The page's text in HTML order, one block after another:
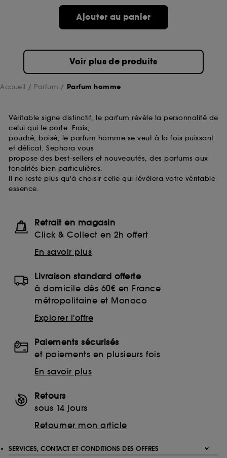
Ajouter au panier
Voir plus de produits
Accueil Parfum Parfum homme
Véritable signe distinctif, le parfum révèle la personnalité de
celui qui le porte. Frais,
poudré, boisé, le parfum homme se veut à la fois puissant
et délicat. Sephora vous
propose des best-sellers et nouveautés, des parfums aux
tonalités bien particulières.
Il ne reste plus qu'à choisir celle qui révèlera votre véritable
essence.
Retrait en magasin
Click & Collect en 2h offert
En savoir plus
Livraison standard offerte
à domicile dès 60€ en France
métropolitaine et Monaco
Explorer l'offre
Paiements sécurisés
et paiements en plusieurs fois
En savoir plus
Retours
sous 14 jours
Retourner mon article
SERVICES, CONTACT ET CONDITIONS DES OFFRES